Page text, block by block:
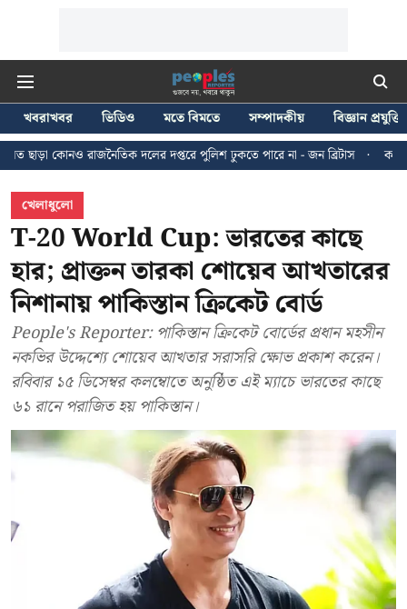
খবরাখবর ভিডিও মতে বিমতে সম্পাদকীয়
বিজ্ঞান প্রযুক্তি
দলের দপ্তরে পুলিশ ঢুকতে পারে না - জন ব্রিটাস
কলকাতায় ২৪ জুলাইয়ের
খেলাধুলো
T-20 World Cup: ভারতের কাছে
হার; প্রাক্তন তারকা শোয়েব আখতারের
নিশানায় পাকিস্তান ক্রিকেট বোর্ড
People's Reporter: পাকিস্তান ক্রিকেট বোর্ডের প্রধান মহসীন
নকভির উদ্দেশ্যে শোয়েব আখতার সরাসরি ক্ষোভ প্রকাশ করেন।
রবিবার ১৫ ডিসেম্বর কলম্বোতে অনুষ্ঠিত এই ম্যাচে ভারতের কাছে
৬১ রানে পরাজিত হয় পাকিস্তান।